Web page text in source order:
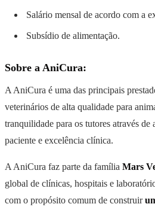
Salário mensal de acordo com a
Subsídio de alimentação.
Sobre a AniCura:
A AniCura é uma das principais
veterinários de alta qualidade para
tranquilidade para os tutores através de
paciente e excelência clínica.
A AniCura faz parte da família Mars
global de clínicas, hospitais e
com o propósito comum de construir